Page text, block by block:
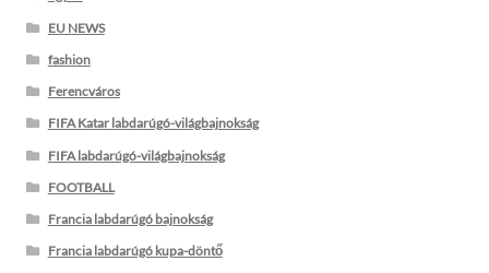
EU NEWS
fashion
Ferencváros
FIFA Katar labdarúgó-világbajnokság
FIFA labdarúgó-világbajnokság
FOOTBALL
Francia labdarúgó bajnokság
Francia labdarúgó kupa-döntő